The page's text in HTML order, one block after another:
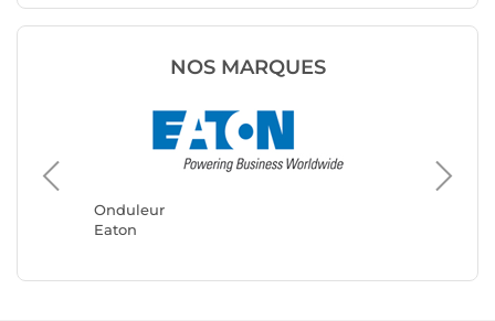
NOS MARQUES
Onduleur
Eaton
APC